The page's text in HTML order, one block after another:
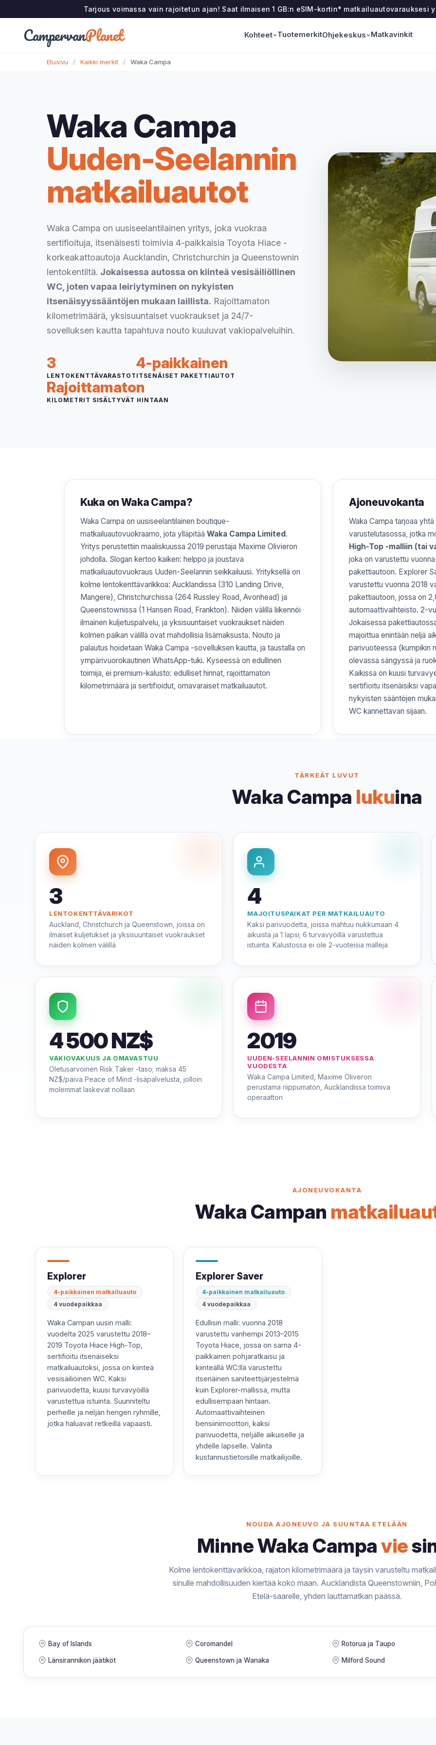
Tarjous voimassa vain rajoitetun ajan! Saat ilmaisen 1 GB:n eSIM-kortin* matkailuautovarauksesi
CampervanPlanet Kohteet TuotemerkitOhjekeskus Matkavinkit
Etusivu / Kaikki merkit / Waka Campa
Waka Campa
Uuden-Seelannin
matkailuautot
Waka Campa on uusiseelantilainen yritys, joka vuokraa
sertifioituja, itsenäisesti toimivia 4-paikkaisia Toyota Hiace -
korkeakattoautoja Aucklandin, Christchurchin ja Queenstownin
lentokentiltä. Jokaisessa autossa on kiinteä vesisäiliöllinen
WC, joten vapaa leiriytyminen on nykyisten
itsenäisyyssääntöjen mukaan laillista. Rajoittamaton
kilometrimäärä, yksisuuntaiset vuokraukset ja 24/7-
sovelluksen kautta tapahtuva nouto kuuluvat vakiopalveluihin.
3
LENTOKENTTÄVARASTOT
4-paikkainen
ITSENÄISET PAKETTIAUTOT
Rajoittamaton
KILOMETRIT SISÄLTYVÄT HINTAAN
Kuka on Waka Campa?
Waka Campa on uusiseelantilainen boutique-
matkailuautovuokraamo, jota ylläpitää Waka Campa Limited.
Yritys perustettiin maaliskuussa 2019 perustaja Maxime Olivieron
johdolla. Slogan kertoo kaiken: helppo ja joustava
matkailuautovuokraus Uuden-Seelannin seikkailuusi. Yrityksellä on
kolme lentokenttävarikkoa: Aucklandissa (310 Landing Drive,
Mangere), Christchurchissa (264 Russley Road, Avonhead) ja
Queenstownissa (1 Hansen Road, Frankton). Niiden välillä liikennöi
ilmainen kuljetuspalvelu, ja yksisuuntaiset vuokraukset näiden
kolmen paikan välillä ovat mahdollisia lisämaksusta. Nouto ja
palautus hoidetaan Waka Campa -sovelluksen kautta, ja taustalla on
ympärivuorokautinen WhatsApp-tuki. Kyseessä on edullinen
toimija, ei premium-kalusto: edulliset hinnat, rajoittamaton
kilometrimäärä ja sertifioidut, omavaraiset matkailuautot.
Ajoneuvokanta
Waka Campa tarjoaa
varustelutasossa, jotka
High-Top -malliin (tai
joka on varustettu
pakettiautoon. Explorer
varustettu vuonna 2018
pakettiautoon, jossa on
automaattivaihteisto. 2-
Jokaisessa
majoittua enintään neljä
parivuoteessa (kumpikin
olevassa sängyssä ja
Kaikissa on kuusi
sertifioitu itsenäisiksi
nykyisten sääntöjen
WC kannettavan sijaan.
TÄRKEÄT LUVUT
Waka Campa lukuina
3
LENTOKENTTÄVARIKOT
Auckland, Christchurch ja Queenstown, joissa on
ilmaiset kuljetukset ja yksisuuntaiset vuokraukset
näiden kolmen välillä
4
MAJOITUSPAIKAT PER MATKAILUAUTO
Kaksi parivuodetta, joissa mahtuu nukkumaan 4
aikuista ja 1 lapsi; 6 turvavyöillä varustettua
istuinta. Kalustossa ei ole 2-vuoteisia malleja
4 500 NZ$
VAKIOVAKUUS JA OMAVASTUU
Oletusarvoinen Risk Taker -taso; maksa 45
NZ$/päivä Peace of Mind -lisäpalvelusta, jolloin
molemmat laskevat nollaan
2019
UUDEN-SEELANNIN OMISTUKSESSA
VUODESTA
Waka Campa Limited, Maxime Oliveron
perustama riippumaton, Aucklandissa toimiva
operaattori
AJONEUVOKANTA
Waka Campan
Explorer
4-paikkainen matkailuauto
4 vuodepaikkaa
Waka Campan uusin malli:
vuodelta 2025 varustettu 2018–
2019 Toyota Hiace High-Top,
sertifioitu itsenäiseksi
matkailuautoksi, jossa on kiinteä
vesisäiliöinen WC. Kaksi
parivuodetta, kuusi turvavyöillä
varustettua istuinta. Suunniteltu
perheille ja neljän hengen ryhmille,
jotka haluavat retkeillä vapaasti.
Explorer Saver
4-paikkainen matkailuauto
4 vuodepaikkaa
Edullisin malli: vuonna 2018
varustettu vanhempi 2013–2015
Toyota Hiace, jossa on sama 4-
paikkainen pohjaratkaisu ja
kiinteällä WC:llä varustettu
itsenäinen saniteettijärjestelmä
kuin Explorer-mallissa, mutta
edullisempaan hintaan.
Automaattivaihteinen
bensiinimoottori, kaksi
parivuodetta, neljälle aikuiselle ja
yhdelle lapselle. Valinta
kustannustietoisille matkailijoille.
NOUDA AJONEUVO JA SUUNTAA ETELÄÄN
Minne Waka Campavie
Kolme lentokenttävarikkoa, rajaton kilometrimäärä ja täysin varusteltu
sinulle mahdollisuuden kiertää koko maan. Aucklandista Queenstowniin,
Etelä-saarelle, yhden lauttamatkan päässä.
Bay of Islands Coromandel Rotorua ja Taupo
Länsirannikon jäätiköt Queenstown ja Wanaka Milford Sound